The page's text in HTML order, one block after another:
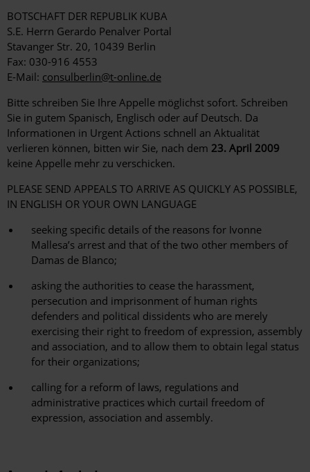
BOTSCHAFT DER REPUBLIK KUBA
S.E. Herrn Gerardo Penalver Portal
Stavanger Str. 20, 10439 Berlin
Fax: 030-916 4553
E-Mail: consulberlin@t-online.de
Bitte schreiben Sie Ihre Appelle möglichst sofort. Schreiben
Sie in gutem Spanisch, Englisch oder auf Deutsch. Da
Informationen in Urgent Actions schnell an Aktualität
verlieren können, bitten wir Sie, nach dem 23. April 2009
keine Appelle mehr zu verschicken.
PLEASE SEND APPEALS TO ARRIVE AS QUICKLY AS POSSIBLE,
IN ENGLISH OR YOUR OWN LANGUAGE
seeking specific details of the reasons for Ivonne
Mallesa’s arrest and that of the two other members of
Damas de Blanco;
asking the authorities to cease the harassment,
persecution and imprisonment of human rights
defenders and political dissidents who are merely
exercising their right to freedom of expression, assembly
and association, and to allow them to obtain legal status
for their organizations;
calling for a reform of laws, regulations and
administrative practices which curtail freedom of
expression, association and assembly.